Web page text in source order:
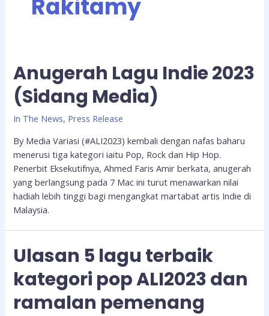
Rakitamy
Anugerah Lagu Indie 2023
(Sidang Media)
In The News, Press Release
By Media Variasi (#ALI2023) kembali dengan nafas baharu
menerusi tiga kategori iaitu Pop, Rock dan Hip Hop.
Penerbit Eksekutifnya, Ahmed Faris Amir berkata, anugerah
yang berlangsung pada 7 Mac ini turut menawarkan nilai
hadiah lebih tinggi bagi mengangkat martabat artis Indie di
Malaysia.
Ulasan 5 lagu terbaik
kategori pop ALI2023 dan
ramalan pemenang